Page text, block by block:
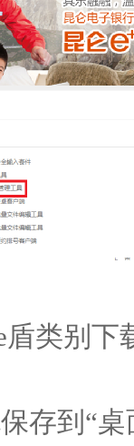
别下
存到“